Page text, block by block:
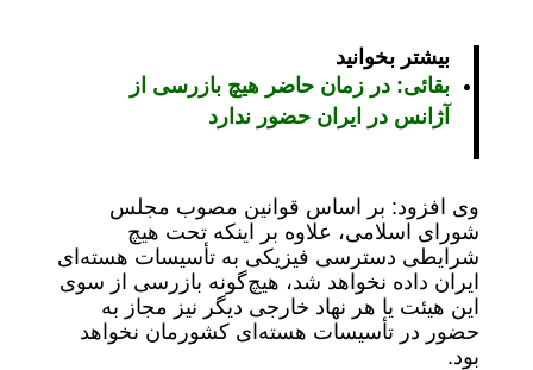
بیشتر بخوانید
بقائی: در زمان حاضر هیچ بازرسی از
آژانس در ایران حضور ندارد
وی افزود: بر اساس قوانین مصوب مجلس
شورای اسلامی، علاوه بر اینکه تحت هیچ
شرایطی دسترسی فیزیکی به تأسیسات هسته‌ای
ایران داده نخواهد شد، هیچ‌گونه بازرسی از سوی
این هیئت یا هر نهاد خارجی دیگر نیز مجاز به
حضور در تأسیسات هسته‌ای کشورمان نخواهد
بود.